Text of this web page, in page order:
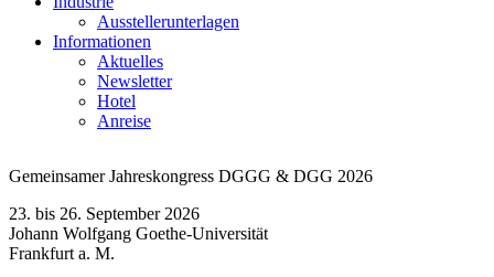
Ausstellerunterlagen
Informationen
Aktuelles
Newsletter
Hotel
Anreise
Gemeinsamer Jahreskongress DGGG & DGG 2026
23. bis 26. September 2026
Johann Wolfgang Goethe-Universität
Frankfurt a. M.